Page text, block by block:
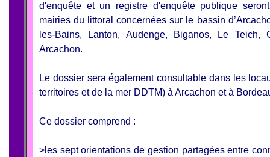
d'enquête et un registre d'enquête publique
mairies du littoral concernées sur le bassin
les-Bains, Lanton, Audenge, Biganos, Le Teich,
Arcachon.
Le dossier sera également consultable dans les
territoires et de la mer DDTM) à Arcachon et à
Ce dossier comprend :
>les sept orientations de gestion partagées entre